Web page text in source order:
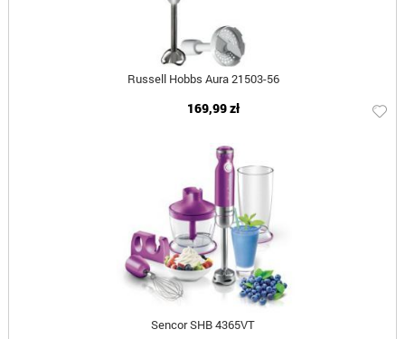
Russell Hobbs Aura 21503-56
169,99 zł
Sencor SHB 4365VT